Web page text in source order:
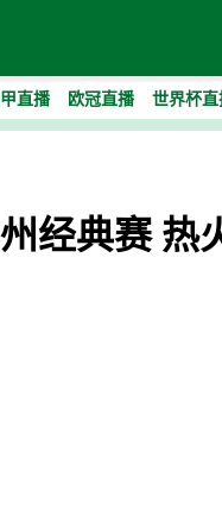
直播 欧冠直播 世界杯直
经典赛 热